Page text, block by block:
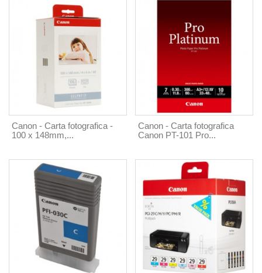
Canon - Carta fotografica -
100 x 148mm,...
Canon - Carta fotografica
Canon PT-101 Pro...